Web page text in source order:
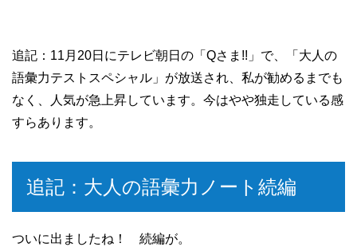
追記：11月20日にテレビ朝日の「Qさま!!」で、「大人の
語彙力テストスペシャル」が放送され、私が勧めるまでも
なく、人気が急上昇しています。今はやや独走している感
すらあります。
追記：大人の語彙力ノート続編
ついに出ましたね！ 続編が。